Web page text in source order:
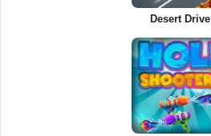
Desert Drive